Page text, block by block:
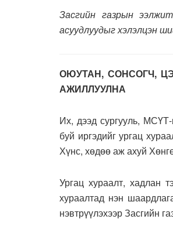
Засгийн газрын
асуудлуудыг хэлэлцэн
ОЮУТАН, СОНСОГЧ,
АЖИЛЛУУЛНА
Их, дээд сургууль,
буй иргэдийг ургац
Хүнс, хөдөө аж ахуй
Ургац хураалт, хадлан
хураалтад нэн
нэвтрүүлэхээр Засгийн